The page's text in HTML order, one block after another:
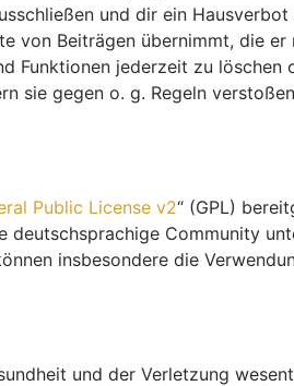
und dir ein Hausverbot
von Beiträgen übernimmt, die
Funktionen jederzeit zu löschen
sie gegen o. g. Regeln
Public License v2“ (GPL)
Community
insbesondere die
und der Verletzung